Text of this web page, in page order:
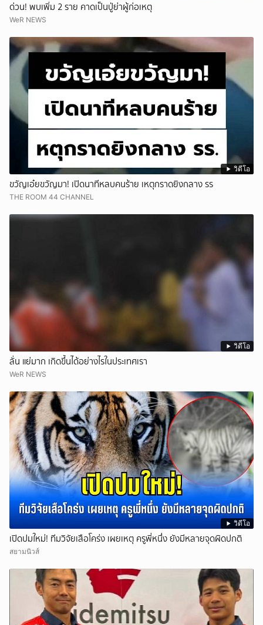
ด่วน! พบเพิ่ม 2 ราย คาดเป็นปู่ย่าผู้ก่อเหตุ
WeR NEWS
วิดีโอ
ขวัญเอ๋ยขวัญมา! เปิดนาทีหลบคนร้าย เหตุกราดยิงกลาง รร
THE ROOM 44 CHANNEL
วิดีโอ
ลั่น แย่มาก เกิดขึ้นได้อย่างไรในประเทศเรา
WeR NEWS
วิดีโอ
เปิดปมใหม่! ทีมวิจัยเสือโคร่ง เผยเหตุ ครูพี่หนึ่ง ยังมีหลายจุดผิดปกติ
สยามนิวส์